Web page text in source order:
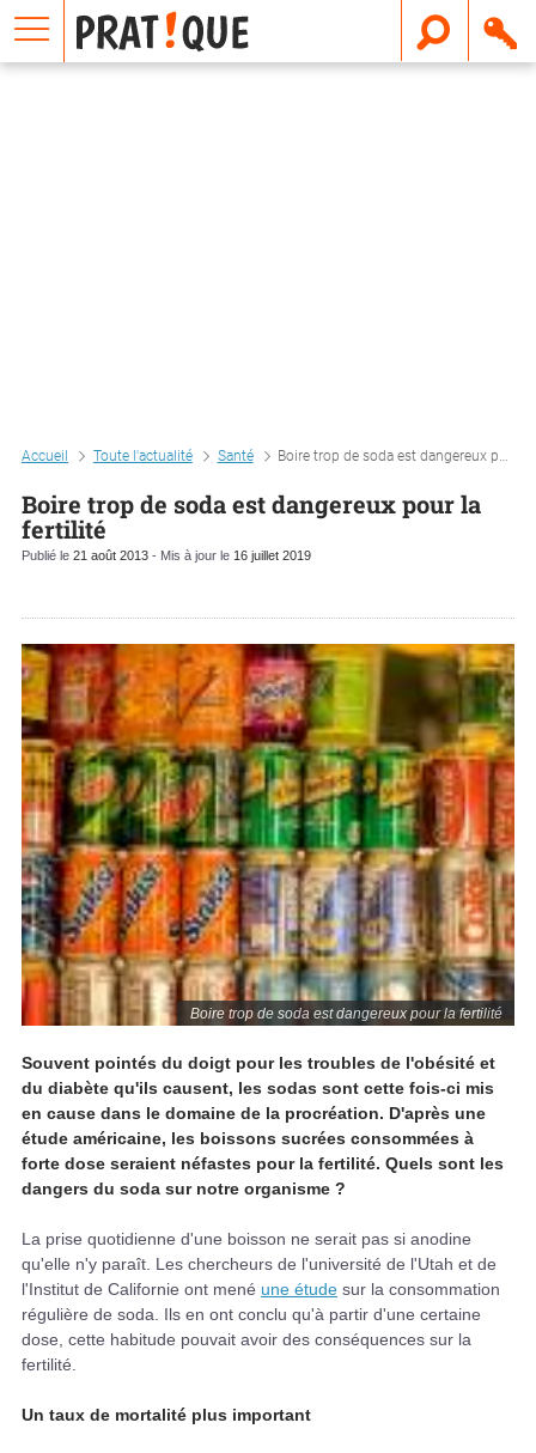
Accueil Toute l'actualité Santé Boire trop de soda est dangereux pour la fertilité
Boire trop de soda est dangereux pour la
fertilité
Publié le 21 août 2013 - Mis à jour le 16 juillet 2019
Boire trop de soda est dangereux pour la fertilité
Souvent pointés du doigt pour les troubles de l'obésité et
du diabète qu'ils causent, les sodas sont cette fois-ci mis
en cause dans le domaine de la procréation. D'après une
étude américaine, les boissons sucrées consommées à
forte dose seraient néfastes pour la fertilité. Quels sont les
dangers du soda sur notre organisme ?
La prise quotidienne d'une boisson ne serait pas si anodine
qu'elle n'y paraît. Les chercheurs de l'université de l'Utah et de
l'Institut de Californie ont mené une étude sur la consommation
régulière de soda. Ils en ont conclu qu'à partir d'une certaine
dose, cette habitude pouvait avoir des conséquences sur la
fertilité.
Un taux de mortalité plus important
E
m
a